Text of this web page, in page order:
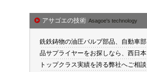
アサゴエの技術 Asagoe's technology
銑鉄鋳物の油圧バルブ部品、自動車部
品サプライヤーをお探しなら、西日本
トップクラス実績を誇る弊社へご相談